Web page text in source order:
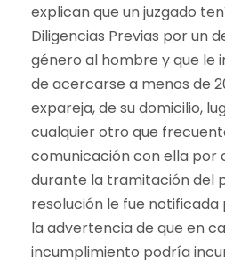
explican que un juzgado
Diligencias Previas por un
género al hombre y que le
de acercarse a menos de
expareja, de su domicilio,
cualquier otro que
comunicación con ella por
durante la tramitación del
resolución le fue
la advertencia de que en
incumplimiento podría